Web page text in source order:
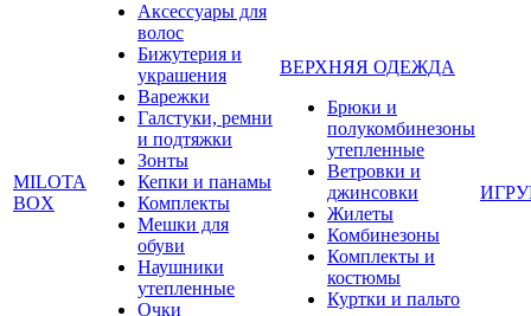
MILOTA
BOX
Аксессуары для
волос
Бижутерия и
украшения
Варежки
Галстуки, ремни
и подтяжки
Зонты
Кепки и панамы
Комплекты
Мешки для
обуви
Наушники
утепленные
Очки
ВЕРХНЯЯ ОДЕЖДА
Брюки и
полукомбинезоны
утепленные
Ветровки и
джинсовки
Жилеты
Комбинезоны
Комплекты и
костюмы
Куртки и пальто